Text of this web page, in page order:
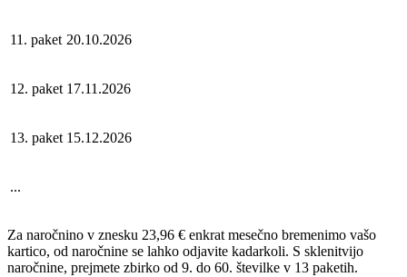
11. paket 20.10.2026
12. paket 17.11.2026
13. paket 15.12.2026
...
Za naročnino v znesku 23,96 € enkrat mesečno bremenimo vašo
kartico, od naročnine se lahko odjavite kadarkoli. S sklenitvijo
naročnine, prejmete zbirko od 9. do 60. številke v 13 paketih.